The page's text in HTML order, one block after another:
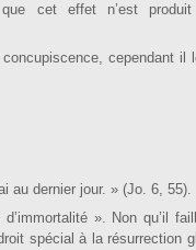
cet effet n’est produit
cependant il
dernier jour. » (Jo. 6, 55).
». Non qu’il
spécial à la résurrection